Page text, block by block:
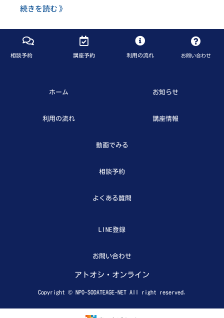
続きを読む 》
相談予約 講座予約 利用の流れ お問い合わせ
ホーム お知らせ
利用の流れ 講座情報
動画でみる
相談予約
よくある質問
LINE登録
お問い合わせ
アトオシ・オンライン
Copyright © NPO-SODATEAGE-NET All right reserved.